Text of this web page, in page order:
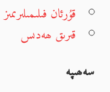
قۇرئان فىلىمىلىرىمىز
قىرىق ھەدىس
سەھىپە